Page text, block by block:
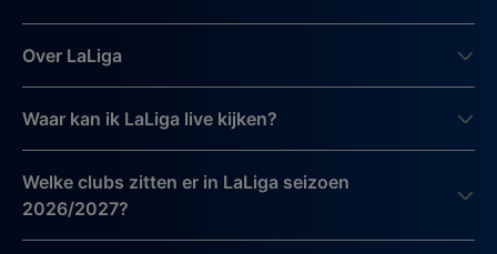
Over LaLiga
Waar kan ik LaLiga live kijken?
Welke clubs zitten er in LaLiga seizoen
2026/2027?